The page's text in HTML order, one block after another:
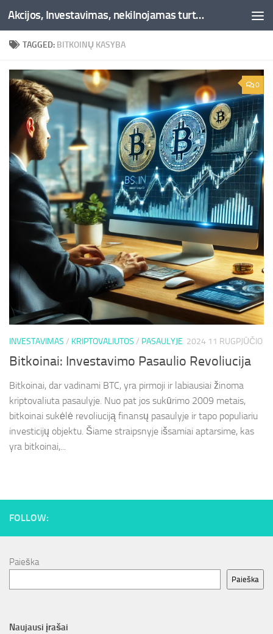
Skip to content Akcijos, Investavimas, nekilnojamas turtas, kriptovaliutos - Besociai.lt
TAGGED: BITKOINŲ KASYBA
0
INVESTAVIMAS / KRIPTOVALIUTOS / PASAULYJE 2024 11 RUGPJŪČIO
Bitkoinai: Investavimo Pasaulio Revoliucija
Bitkoinai, dar vadinami BTC, yra pirmoji ir labiausiai žinoma
kriptovaliuta pasaulyje. Nuo pat jos sukūrimo 2009 metais,
bitkoinai sukėlė revoliuciją finansų pasaulyje ir tapo populiariu
investicijų objektu. Šiame straipsnyje išsamiai aptarsime, kas
yra bitkoinai,...
FOLLOW:
Paieška
Paieška
Naujausi įrašai